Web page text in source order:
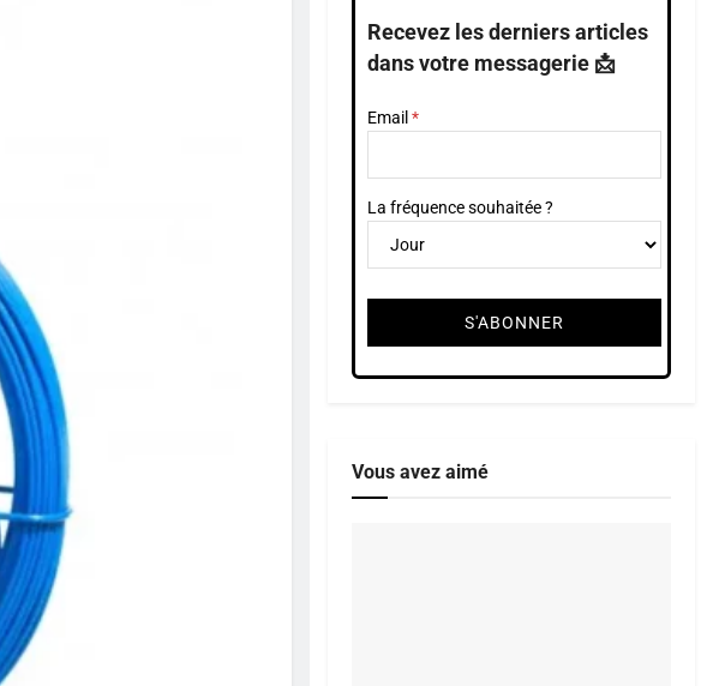
Recevez les derniers articles
dans votre messagerie 📩
Email
La fréquence souhaitée ?
Vous avez aimé